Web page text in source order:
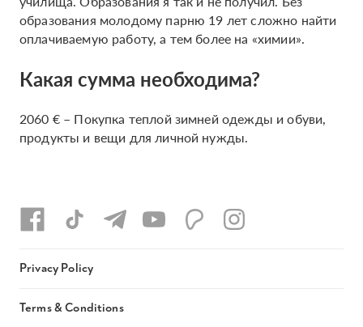
образования молодому парню 19 лет сложно найти
оплачиваемую работу, а тем более на «химии».
Какая сумма необходима?
2060 € – Покупка теплой зимней одежды и обуви,
продукты и вещи для личной нужды.
Privacy Policy
Terms & Conditions